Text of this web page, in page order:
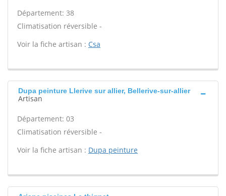
Département: 38
Climatisation réversible -
Voir la fiche artisan : Csa
Dupa peinture Llerive sur allier, Bellerive-sur-allier
Artisan
Département: 03
Climatisation réversible -
Voir la fiche artisan : Dupa peinture